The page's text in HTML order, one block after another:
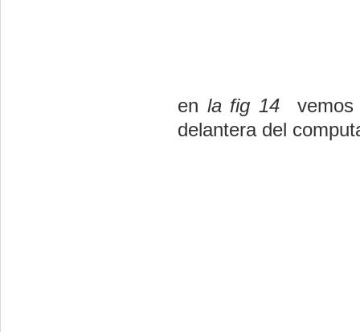
en la fig 14 vemos
delantera del